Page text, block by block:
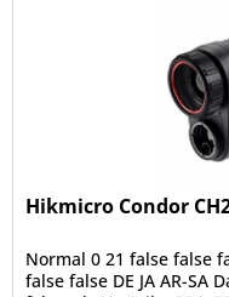
Hikmicro Condor
Normal 0 21 false false
false false DE JA AR-SA